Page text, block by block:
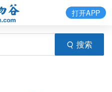
搜索
打开APP